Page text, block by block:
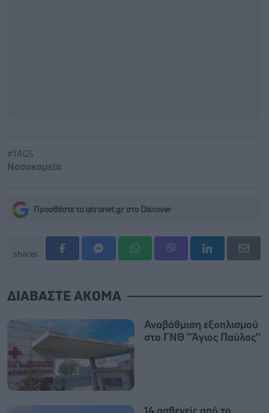
#TAGS
Νοσοκομεία
Προσθέστε το iatronet.gr στο Discover
shares
ΔΙΑΒΑΣΤΕ ΑΚΟΜΑ
Αναβάθμιση εξοπλισμού
στο ΓΝΘ ''Άγιος Παύλος''